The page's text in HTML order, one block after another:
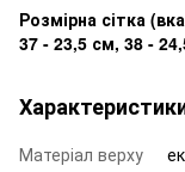
Розмірна сітка
37 - 23,5 см, 38 -
Матеріал верху